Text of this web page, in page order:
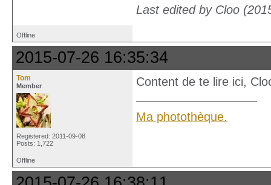
Last edited by Cloo
Offline
2015-07-26 16:35:34
Tom
Member
Registered: 2011-09-08
Posts: 1,722
Content de te lire ici,
Ma photothèque.
Offline